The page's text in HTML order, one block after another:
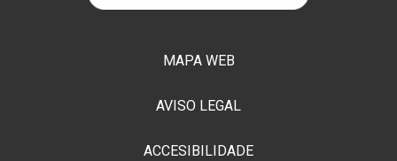
MAPA WEB
AVISO LEGAL
ACCESIBILIDADE